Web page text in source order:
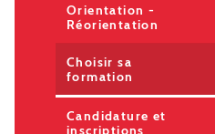
Orientation -
Réorientation
Choisir sa
formation
Candidature et
inscriptions